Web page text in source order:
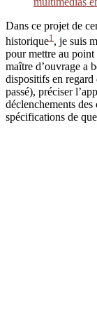
Dans ce projet de
historique1 , je suis
pour mettre au
maître d’ouvrage a
dispositifs en regard
passé), préciser
déclenchements
spécifications de